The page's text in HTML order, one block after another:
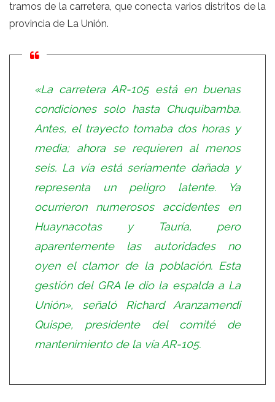
tramos de la carretera, que conecta varios distritos de la
provincia de La Unión.
«La carretera AR-105 está en buenas
condiciones solo hasta Chuquibamba.
Antes, el trayecto tomaba dos horas y
media; ahora se requieren al menos
seis. La vía está seriamente dañada y
representa un peligro latente. Ya
ocurrieron numerosos accidentes en
Huaynacotas y Tauría, pero
aparentemente las autoridades no
oyen el clamor de la población. Esta
gestión del GRA le dio la espalda a La
Unión», señaló Richard Aranzamendi
Quispe, presidente del comité de
mantenimiento de la vía AR-105.